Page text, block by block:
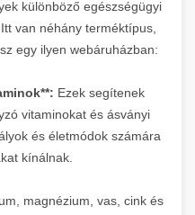
különböző egészségügyi
van néhány terméktípus,
egy ilyen webáruházban:
Ezek segítenek
vitaminokat és ásványi
és életmódok számára
kínálnak.
magnézium, vas, cink és